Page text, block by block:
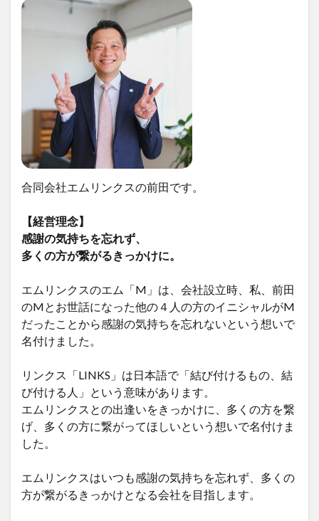
合同会社エムリンクスの前田です。
【経営理念】
感謝の気持ちを忘れず、
多くの方が繋がるきっかけに。
エムリンクスのエム「M」は、会社設立時、私、前田
のMとお世話になった他の４人の方のイニシャルがM
だったことから感謝の気持ちを忘れないという想いで
名付けました。
リンクス「LINKS」は日本語で「結び付けるもの、結
び付ける人」という意味があります。
エムリンクスとの出逢いをきっかけに、多くの方を繋
げ、多くの方に繋がってほしいという想いで名付けま
した。
エムリンクスはいつも感謝の気持ちを忘れず、多くの
方が繋がるきっかけとなる会社を目指します。